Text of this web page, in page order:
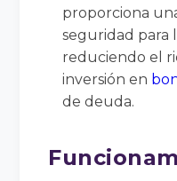
proporciona
seguridad para
reduciendo el
inversión en
de deuda.